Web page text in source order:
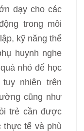
dạy cho các
trong môi
kỹ năng thể
huynh nghe
nhỏ để học
nhiên trên
cũng như
trẻ cần được
thực tế và phù